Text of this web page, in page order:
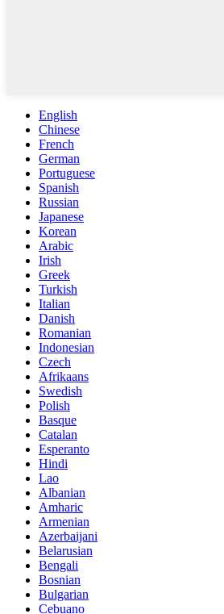
English
Chinese
French
German
Portuguese
Spanish
Russian
Japanese
Korean
Arabic
Irish
Greek
Turkish
Italian
Danish
Romanian
Indonesian
Czech
Afrikaans
Swedish
Polish
Basque
Catalan
Esperanto
Hindi
Lao
Albanian
Amharic
Armenian
Azerbaijani
Belarusian
Bengali
Bosnian
Bulgarian
Cebuano